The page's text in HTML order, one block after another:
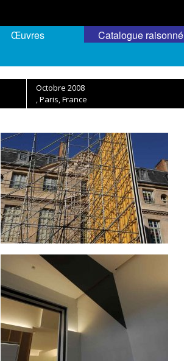
Œuvres
Catalogue raisonné
Octobre 2008
, Paris, France